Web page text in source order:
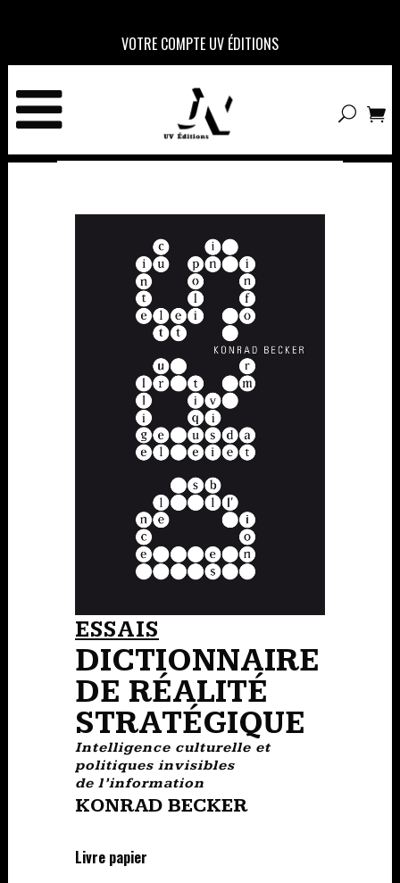
VOTRE COMPTE UV ÉDITIONS
ESSAIS
DICTIONNAIRE
DE RÉALITÉ
STRATÉGIQUE
Intelligence culturelle et
politiques invisibles
de l’information
KONRAD BECKER
Livre papier